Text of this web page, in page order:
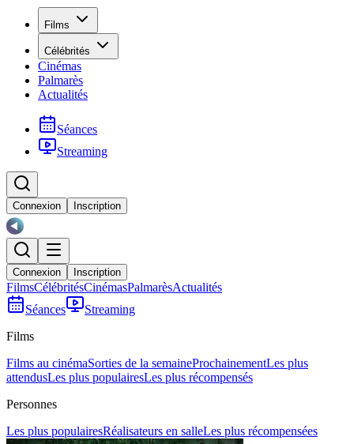
Films
Célébrités
Cinémas
Palmarès
Actualités
Séances
Streaming
Connexion Inscription
Connexion Inscription
FilmsCélébritésCinémasPalmarèsActualités
Séances
Streaming
Films
Films au cinémaSorties de la semaineProchainementLes plus
attendusLes plus populairesLes plus récompensés
Personnes
Les plus populairesRéalisateurs en salleLes plus récompensées